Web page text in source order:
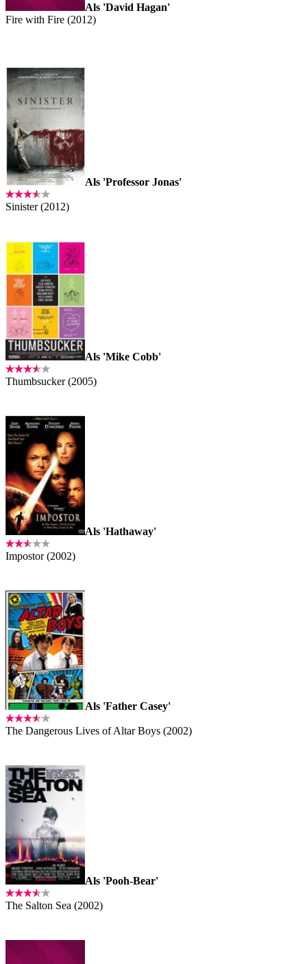
Als 'David Hagan'
Fire with Fire (2012)
Als 'Professor Jonas'
Sinister (2012)
Als 'Mike Cobb'
Thumbsucker (2005)
Als 'Hathaway'
Impostor (2002)
Als 'Father Casey'
The Dangerous Lives of Altar Boys (2002)
Als 'Pooh-Bear'
The Salton Sea (2002)